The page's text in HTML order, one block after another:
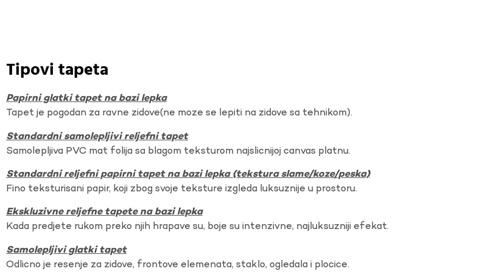
Tipovi tapeta
Papirni glatki tapet na bazi lepka
Tapet je pogodan za ravne zidove(ne moze se lepiti na zidove sa tehnikom).
Standardni samolepljivi reljefni tapet
Samolepljiva PVC mat folija sa blagom teksturom najslicnijoj canvas platnu.
Standardni reljefni papirni tapet na bazi lepka (tekstura slame/koze/peska)
Fino teksturisani papir, koji zbog svoje teksture izgleda luksuznije u prostoru.
Ekskluzivne reljefne tapete na bazi lepka
Kada predjete rukom preko njih hrapave su, boje su intenzivne, najluksuzniji efekat.
Samolepljivi glatki tapet
Odlicno je resenje za zidove, frontove elemenata, staklo, ogledala i plocice.